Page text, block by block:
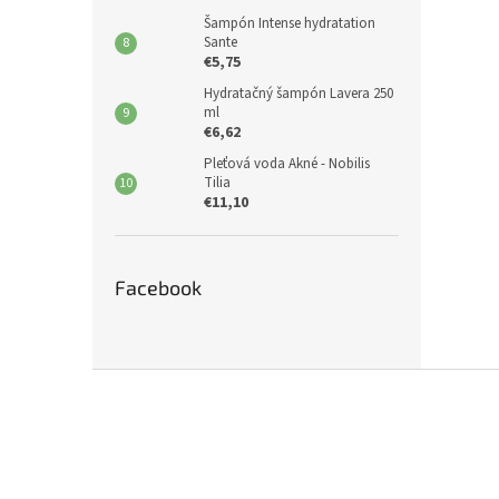
Šampón Intense hydratation
Sante
€5,75
Hydratačný šampón Lavera 250
ml
€6,62
Pleťová voda Akné - Nobilis
Tilia
€11,10
Facebook